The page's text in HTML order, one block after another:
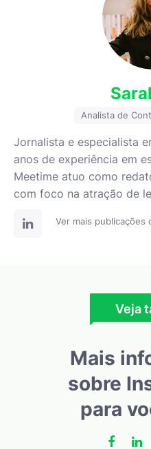
Analista de
Jornalista e especialista
anos de experiência em
Meetime atuo como
com foco na atração de
Ver mais publicações
Veja
Mais
sobre
para